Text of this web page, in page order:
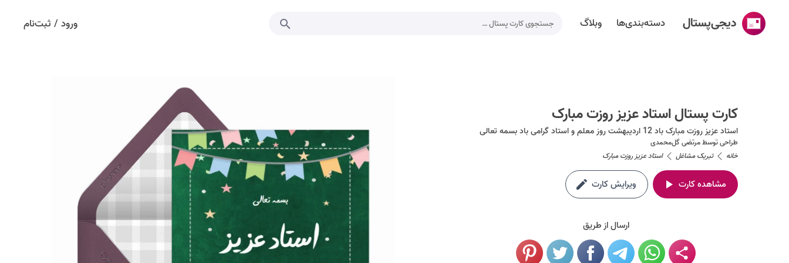
دیجی‌پستال دسته‌بندی‌ها وبلاگ ورود / ثبت‌نام
دسته‌بندی‌ها
تقویم مناسبت ها
کارت پستال استاد عزیز روزت مبارک
استاد عزیز روزت مبارک باد 12 اردیبهشت روز معلم و استاد گرامی باد بسمه تعالی
طراحی توسطمرتضی گل‌محمدی
خانه
تبریک مشاغل استاد عزیز روزت مبارک
مشاهده کارت ویرایش کارت
ارسال از طریق